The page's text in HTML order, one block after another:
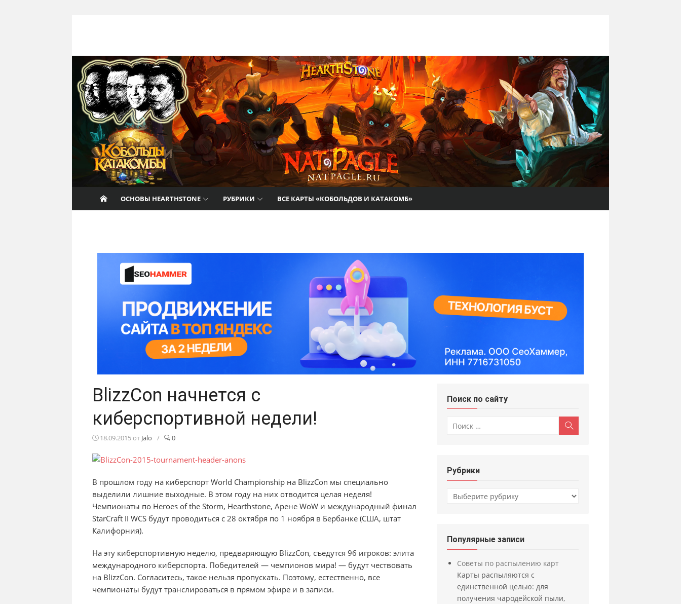
Hearthstone.
ОСНОВЫ HEARTHSTONE РУБРИКИ ВСЕ КАРТЫ «КОБОЛЬДОВ И КАТАКОМБ»
BlizzCon начнется с
киберспортивной недели!
18.09.2015от Jalo / 0
В прошлом году на киберспорт World Championship на BlizzCon мы специально
выделили лишние выходные. В этом году на них отводится целая неделя!
Чемпионаты по Heroes of the Storm, Hearthstone, Арене WoW и международный финал
StarCraft II WCS будут проводиться с 28 октября по 1 ноября в Бербанке (США, штат
Калифорния).
На эту киберспортивную неделю, предваряющую BlizzCon, съедутся 96 игроков: элита
международного киберспорта. Победителей — чемпионов мира! — будут чествовать
на BlizzCon. Согласитесь, такое нельзя пропускать. Поэтому, естественно, все
чемпионаты будут транслироваться в прямом эфире и в записи.
Поиск по сайту
Рубрики
Рубрики
Популярные записи
Советы по распылению карт
Карты распыляются с
единственной целью: для
получения чародейской пыли,